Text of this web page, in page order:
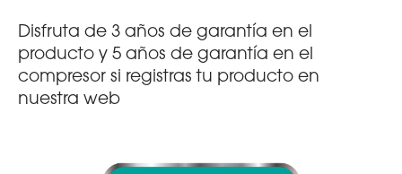
Disfruta de 3 años de garantía en el
producto y 5 años de garantía en el
compresor si registras tu producto en
nuestra web